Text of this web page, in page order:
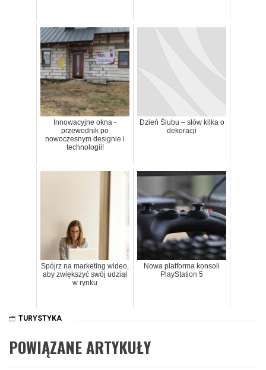
Innowacyjne okna -
przewodnik po
nowoczesnym designie i
technologii!
Dzień Ślubu – słów kilka o
dekoracji
Spójrz na marketing wideo,
aby zwiększyć swój udział
w rynku
Nowa platforma konsoli
PlayStation 5
TURYSTYKA
POWIĄZANE ARTYKUŁY